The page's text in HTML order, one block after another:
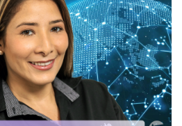
CHILE
ARGENTINA
MÉXICO